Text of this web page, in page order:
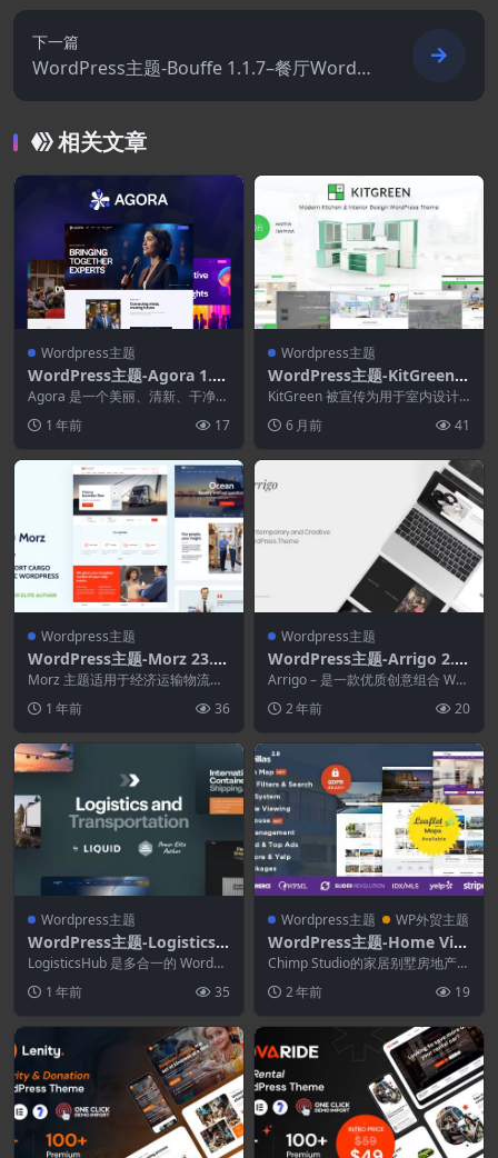
下一篇
WordPress主题-Bouffe 1.1.7–餐厅WordPr
ess主题
相关文章
Wordpress主题
WordPress主题-Agora 1.4.
0
Agora 是一个美丽、清新、干净的
线会议）、教育...
1 年前 17
Wordpress主题
WordPress主题-KitGreen
3.1.6–室内和厨房设计Word
Press主题
KitGreen 被宣传为用于室内设计
WordP...
6 月前 41
Wordpress主题
WordPress主题-Morz 23.0–
物流WordPress主题
Morz 主题适用于经济运输物流领
搬家、物流仓库、...
1 年前 36
Wordpress主题
WordPress主题-Arrigo 2.5.
2–当代创意组合 Elementor
WordPress 主题
Arrigo – 是一款优质创意组合 Wor
2 年前 20
Wordpress主题
WordPress主题-LogisticsH
ub 1.1.5–物流和运输WordP
ress主题
LogisticsHub 是多合一的 WordPr
1 年前 35
Wordpress主题 WP外贸主题
WordPress主题-Home Vill
as 2.8–房地产WordPress主
题
Chimp Studio的家居别墅房地产
2 年前 19